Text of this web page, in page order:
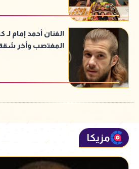
الفنان أحمد إمام لـ
المغتصب وأخر
مزيكا